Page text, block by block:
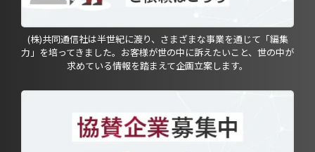
(株)共同通信社は半世紀に渡り、さまざまな事業を通じて「編集
力」を培ってきました。お客様が世の中に訴えたいこと、世の中が
求めている情報を踏まえて企画立案します。